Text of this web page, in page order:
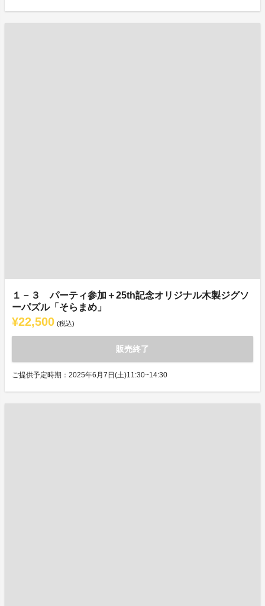
１－３ パーティ参加＋25th記念オリジナル木製ジグソ
ーパズル「そらまめ」
¥22,500 (税込)
販売終了
ご提供予定時期：2025年6月7日(土)11:30~14:30